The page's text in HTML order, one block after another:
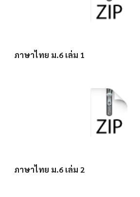
ภาษาไทย ม.6 เล่ม 1
ภาษาไทย ม.6 เล่ม 2